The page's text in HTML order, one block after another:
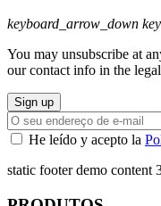
keyboard_arrow_down
You may unsubscribe at
our contact info in the
He leído y acepto la
static footer demo content